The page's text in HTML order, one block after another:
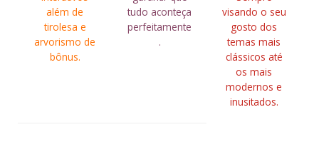
além de
tirolesa e
arvorismo de
bônus.
tudo aconteça
perfeitamente
.
visando o seu
gosto dos
temas mais
clássicos até
os mais
modernos e
inusitados.